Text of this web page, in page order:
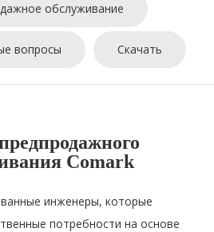
обслуживание
вопросы Скачать
Comark
инженеры, которые
потребности на основе